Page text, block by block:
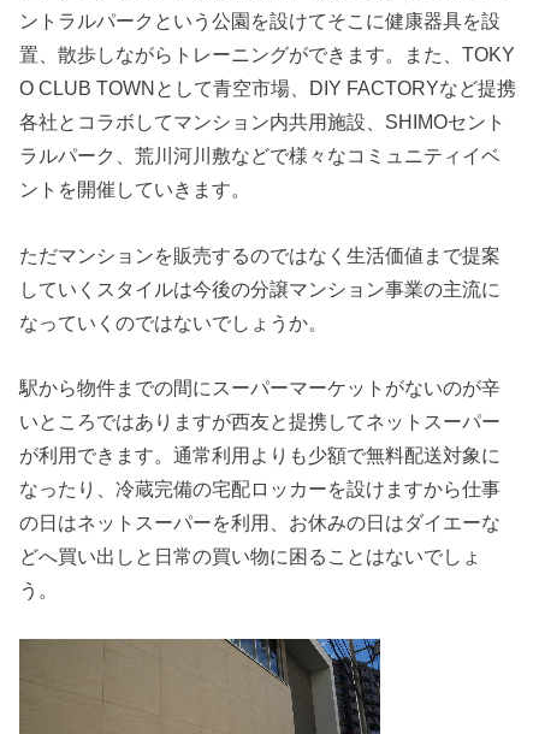
ントラルパークという公園を設けてそこに健康器具を設
置、散歩しながらトレーニングができます。また、TOKY
O CLUB TOWNとして青空市場、DIY FACTORYなど提携
各社とコラボしてマンション内共用施設、SHIMOセント
ラルパーク、荒川河川敷などで様々なコミュニティイベ
ントを開催していきます。
ただマンションを販売するのではなく生活価値まで提案
していくスタイルは今後の分譲マンション事業の主流に
なっていくのではないでしょうか。
駅から物件までの間にスーパーマーケットがないのが辛
いところではありますが西友と提携してネットスーパー
が利用できます。通常利用よりも少額で無料配送対象に
なったり、冷蔵完備の宅配ロッカーを設けますから仕事
の日はネットスーパーを利用、お休みの日はダイエーな
どへ買い出しと日常の買い物に困ることはないでしょ
う。